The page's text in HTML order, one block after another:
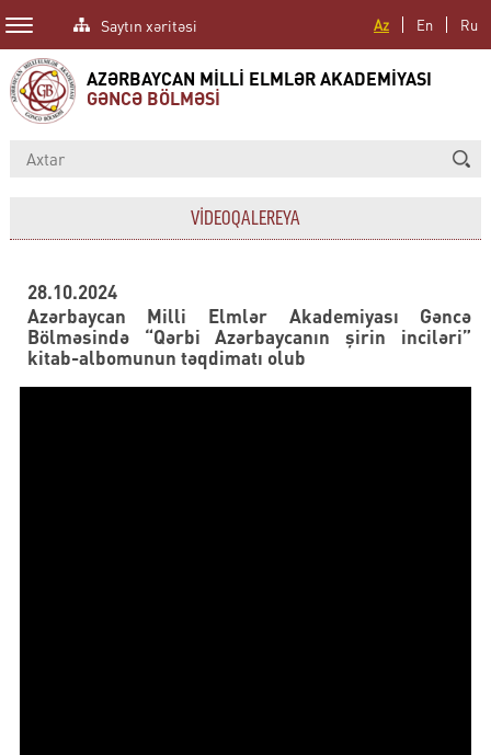
Az En Ru
Saytın xəritəsi
AZƏRBAYCAN MİLLİ ELMLƏR AKADEMİYASI
GƏNCƏ BÖLMƏSİ
VİDEOQALEREYA
28.10.2024
Azərbaycan Milli Elmlər Akademiyası Gəncə
Bölməsində “Qərbi Azərbaycanın şirin inciləri”
kitab-albomunun təqdimatı olub